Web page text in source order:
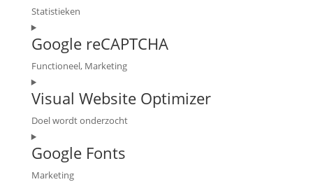
adsense
Statistieken
Consent
to
analytics
Google reCAPTCHA
Functioneel, Marketing
Consent
to
recaptcha
Visual Website Optimizer
Doel wordt onderzocht
Consent
to
Google Fonts
Marketing